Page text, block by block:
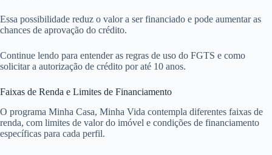
Essa possibilidade reduz o valor a ser financiado e pode aumentar as
chances de aprovação do crédito.
Continue lendo para entender as regras de uso do FGTS e como
solicitar a autorização de crédito por até 10 anos.
Faixas de Renda e Limites de Financiamento
O programa Minha Casa, Minha Vida contempla diferentes faixas de
renda, com limites de valor do imóvel e condições de financiamento
específicas para cada perfil.